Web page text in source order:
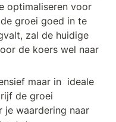
optimaliseren voor
groei goed in te
zal de huidige
de koers wel naar
maar in  ideale
de groei
je waardering naar